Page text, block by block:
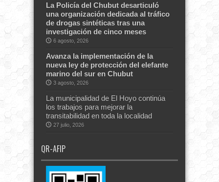
La Policía del Chubut desarticuló
una organización dedicada al tráfico
de drogas sintéticas tras una
investigación de cinco meses
6 agosto, 2026
Avanza la implementación de la
nueva ley de protección del elefante
marino del sur en Chubut
3 agosto, 2026
La municipalidad de El Hoyo continúa
los trabajos para mejorar la
transitabilidad en toda la localidad
27 julio, 2026
QR-AFIP